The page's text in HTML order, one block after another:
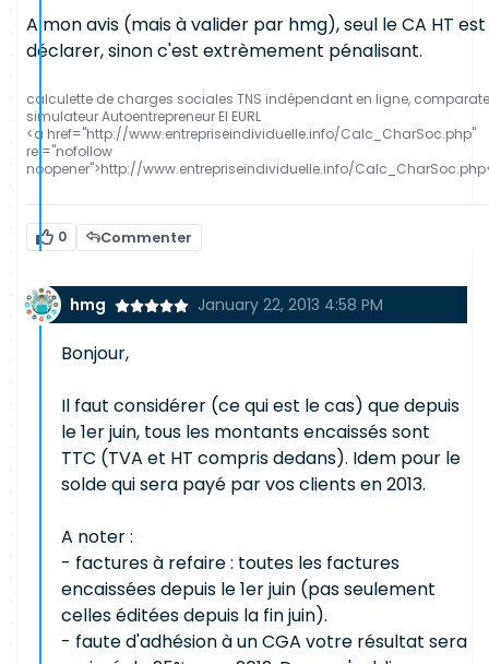
A mon avis (mais à valider par hmg), seul le CA HT
déclarer, sinon c'est extrèmement pénalisant.
calculette de charges sociales TNS indépendant en ligne,
simulateur Autoentrepreneur EI EURL
<a href="http://www.entrepriseindividuelle.info/Calc_CharSoc.php"
rel="nofollow
noopener">http://www.entrepriseindividuelle.info/
0 Commenter
hmg January 22, 2013 4:58 PM
Bonjour,
Il faut considérer (ce qui est le cas) que depuis
le 1er juin, tous les montants encaissés sont
TTC (TVA et HT compris dedans). Idem pour le
solde qui sera payé par vos clients en 2013.
A noter :
- factures à refaire : toutes les factures
encaissées depuis le 1er juin (pas seulement
celles éditées depuis la fin juin).
- faute d'adhésion à un CGA votre résultat sera